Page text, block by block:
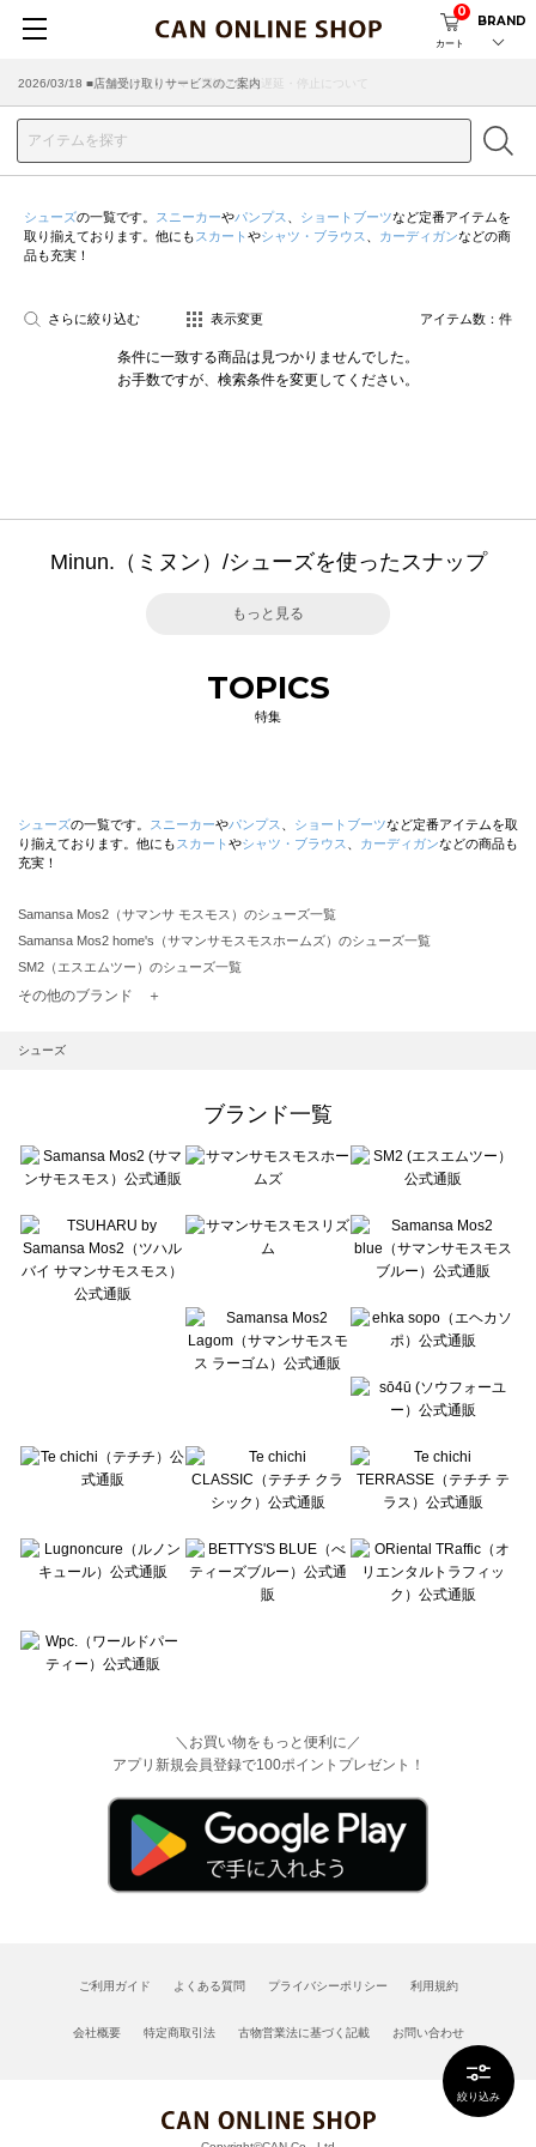
カート
0
BRAND
2026/07/29 ■【お知らせ】ヤマト運輸の配送遅延・停止について
2026/03/18 ■店舗受け取りサービスのご案内
絞り込み
シューズの一覧です。 スニーカーやパンプス ショートブーツなど定番アイテムを
取り揃えております。他にも スカート やシャツ・ブラウス カーディガンなどの商
品も充実！
さらに絞り込む 表示変更 アイテム数： 件
条件に一致する商品は見つかりませんでした。
お手数ですが、検索条件を変更してください。
Minun.（ミヌン）/シューズを使ったスナップ
もっと見る
TOPICS
特集
シューズの一覧です。 スニーカーやパンプス ショートブーツなど定番アイテムを取
り揃えております。他にも スカート やシャツ・ブラウス カーディガンなどの商品も
充実！
Samansa Mos2（サマンサ モスモス）のシューズ一覧
Samansa Mos2 home's（サマンサモスモスホームズ）のシューズ一覧
SM2（エスエムツー）のシューズ一覧
TSUHARU by Samansa Mos2（ツハルバイサマンサモスモス）のシューズ一覧
Samansa Mos2 blue（サマンサモスモス ブルー）のシューズ一覧
sō4ū（ソウフォーユー）のシューズ一覧
Te chichi（テチチ）のシューズ一覧
Te chichi CLASSIC（テチチ クラシック）のシューズ一覧
Lugnoncure（ルノンキュール）のシューズ一覧
BETTY'S BLUE（べティーズブルー）のシューズ一覧
Wpc.（ワールドパーティー）のシューズ一覧
その他のブランド ＋
シューズ
ブランド一覧
＼お買い物をもっと便利に／
アプリ新規会員登録で100ポイントプレゼント！
ご利用ガイド よくある質問 プライバシーポリシー 利用規約
会社概要 特定商取引法 古物営業法に基づく記載 お問い合わせ